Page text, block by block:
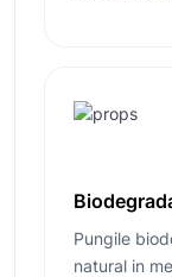
Pungile
natural in